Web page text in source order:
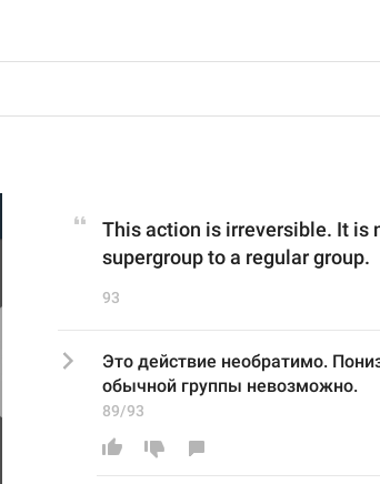
This action is irreversible. It is
supergroup to a regular group.
93
Это действие необратимо.
обычной группы невозможно.
89/93